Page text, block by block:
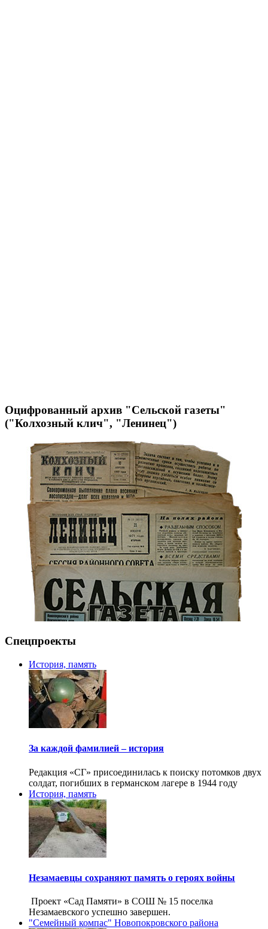
Оцифрованный архив "Сельской газеты"
("Колхозный клич", "Ленинец")
Спецпроекты
История, память
За каждой фамилией – история
Редакция «СГ» присоединилась к поиску потомков двух
солдат, погибших в германском лагере в 1944 году
История, память
Незамаевцы сохраняют память о героях войны
Проект «Сад Памяти» в СОШ № 15 поселка
Незамаевского успешно завершен.
"Семейный компас" Новопокровского района